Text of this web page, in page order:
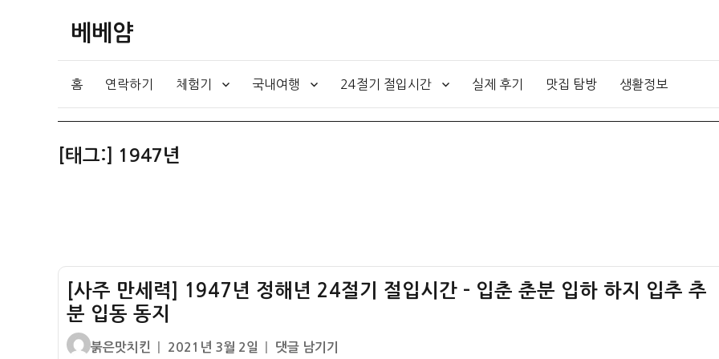
베베얌
홈 연락하기 체험기 국내여행 24절기 절입시간 실제 후기 맛집 탐방 생활정보
[태그:] 1947년
[사주 만세력] 1947년 정해년 24절기 절입시간 – 입춘 춘분 입하 하지 입추 추
분 입동 동지
글
붉은맛치킨
작
2021년 3월 2일
[사
댓글 남기기